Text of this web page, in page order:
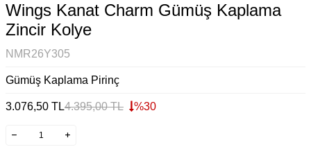
Wings Kanat Charm Gümüş Kaplama
Zincir Kolye
NMR26Y305
Gümüş Kaplama Pirinç
3.076,50 TL4.395,00TL %30